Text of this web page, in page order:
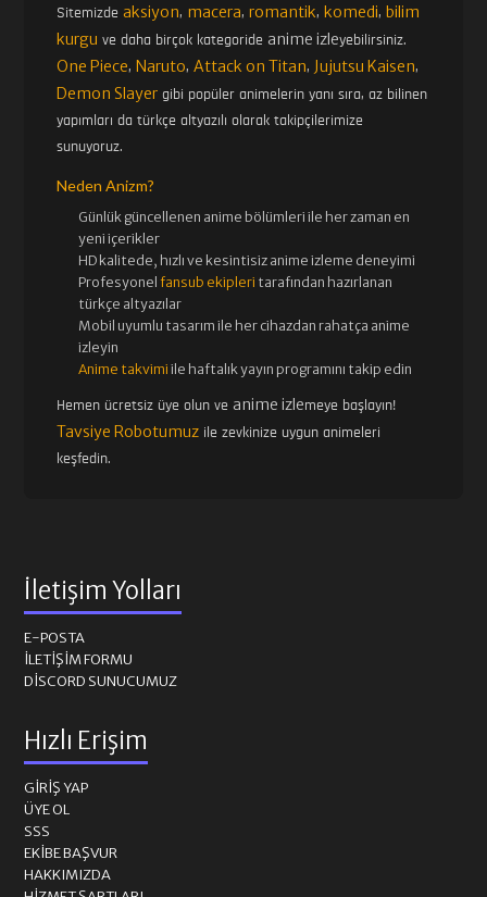
Sitemizdeaksiyon, macera,romantik, komedi, bilim
kurgu ve daha birçok kategoride anime izleyebilirsiniz.
One Piece, Naruto,Attack on Titan, Jujutsu Kaisen,
Demon Slayer gibi popüler animelerin yanı sıra, az bilinen
yapımları da türkçe altyazılı olarak takipçilerimize
sunuyoruz.
Neden Anizm?
Günlük güncellenen anime bölümleri ile her zaman en
yeni içerikler
HD kalitede, hızlı ve kesintisiz anime izleme deneyimi
Profesyonelfansub ekipleri tarafından hazırlanan
türkçe altyazılar
Mobil uyumlu tasarım ile her cihazdan rahatça anime
izleyin
Anime takvimi ile haftalık yayın programını takip edin
Hemen ücretsiz üye olun ve anime izlemeye başlayın!
Tavsiye Robotumuz ile zevkinize uygun animeleri
keşfedin.
İletişim Yolları
E-POSTA
İLETIŞIM FORMU
DISCORD SUNUCUMUZ
Hızlı Erişim
GIRIŞ YAP
ÜYE OL
SSS
EKIBE BAŞVUR
HAKKIMIZDA